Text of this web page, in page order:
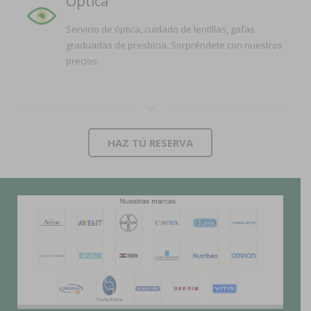
Servicio de óptica, cuidado de lentillas, gafas
graduadas de presbicia. Sorpréndete con nuestros
precios.
HAZ TÚ RESERVA